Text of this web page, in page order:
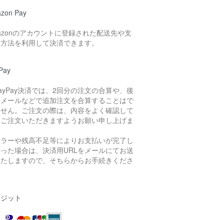
Pay
のアカウントに登録された配送先や支
法を利用して決済できます。
決済では、2回分の注文の合算や、後
ールなどで追加注文を合算することはで
ん。ご注文の際は、内容をよく確認して
注文いただきますようお願い申し上げま
ラーや残高不足等によりお支払いが完了し
た場合は、決済用URLをメールにてお送
しますので、そちらからお手続きくださ
ット